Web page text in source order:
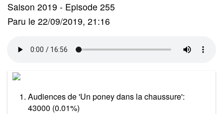
Saison 2019 - Episode 255
Paru le 22/09/2019, 21:16
Audiences de 'Un poney dans la chaussure':
43000 (0.01%)